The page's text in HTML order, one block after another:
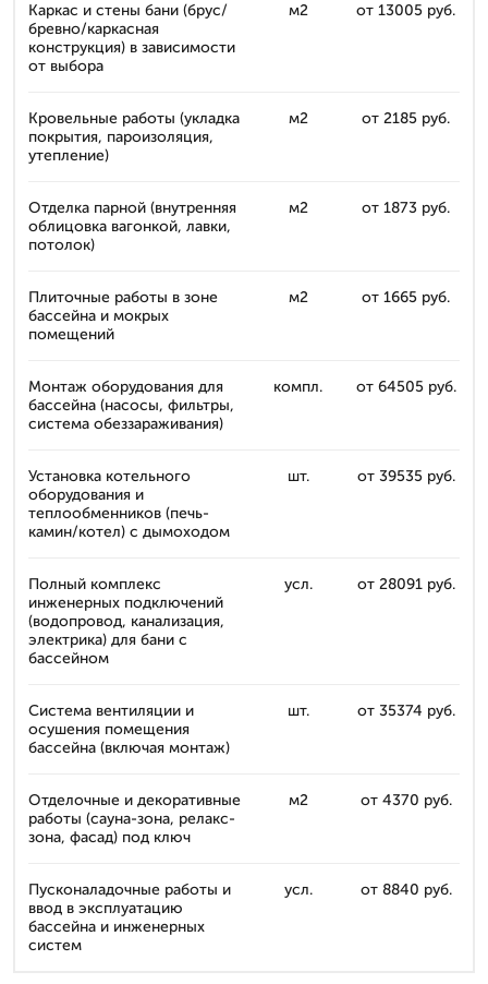
Каркас и стены бани (брус/
бревно/каркасная
конструкция) в зависимости
от выбора
м2 от 13005 руб.
Кровельные работы (укладка
покрытия, пароизоляция,
утепление)
м2 от 2185 руб.
Отделка парной (внутренняя
облицовка вагонкой, лавки,
потолок)
м2 от 1873 руб.
Плиточные работы в зоне
бассейна и мокрых
помещений
м2 от 1665 руб.
Монтаж оборудования для
бассейна (насосы, фильтры,
система обеззараживания)
компл. от 64505 руб.
Установка котельного
оборудования и
теплообменников (печь-
камин/котел) с дымоходом
шт. от 39535 руб.
Полный комплекс
инженерных подключений
(водопровод, канализация,
электрика) для бани с
бассейном
усл. от 28091 руб.
Система вентиляции и
осушения помещения
бассейна (включая монтаж)
шт. от 35374 руб.
Отделочные и декоративные
работы (сауна-зона, релакс-
зона, фасад) под ключ
м2 от 4370 руб.
Пусконаладочные работы и
ввод в эксплуатацию
бассейна и инженерных
систем
усл. от 8840 руб.